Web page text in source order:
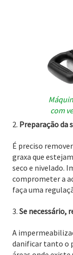
com
Preparação da
É preciso
graxa que
seco e nivelado.
comprometer a
faça uma
Se necessário,
A
danificar tanto o